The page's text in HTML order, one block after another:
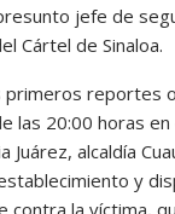
jefe de
Cártel de Sinaloa.
primeros reportes
las 20:00 horas
Juárez, alcaldía
y
contra la víctima,